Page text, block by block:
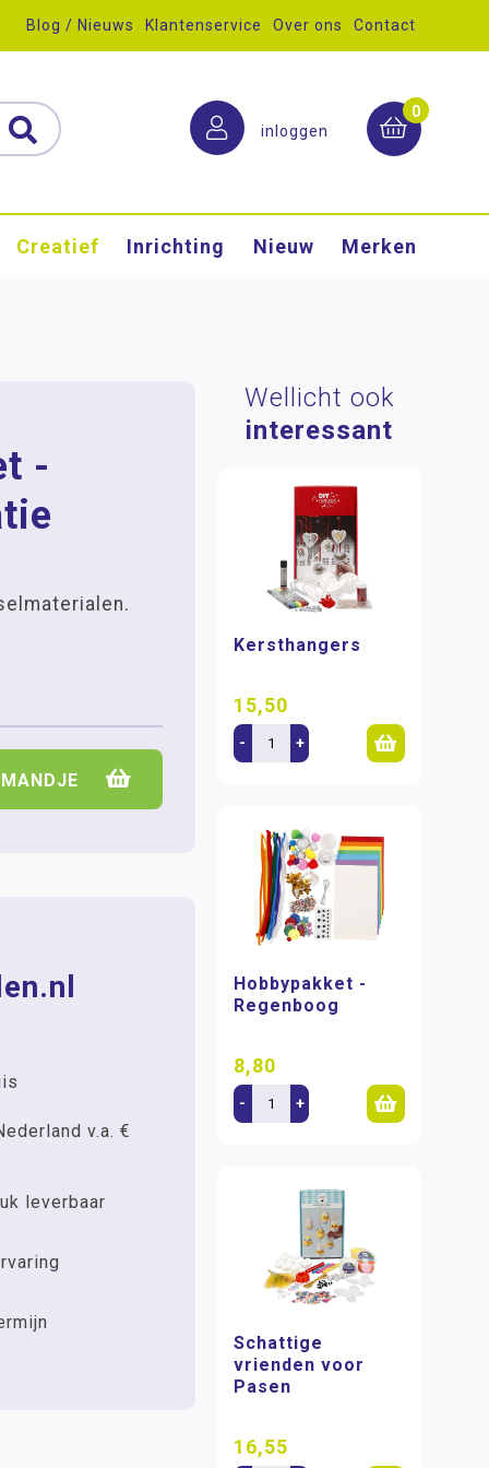
Blog / Nieuws Klantenservice Over ons Contact
inloggen
0
Creatief Inrichting Nieuw Merken
-
v.a. €
leverbaar
Wellicht ook
interessant
Kersthangers
15,50
- +
Hobbypakket -
Regenboog
8,80
- +
Schattige
vrienden voor
Pasen
16,55